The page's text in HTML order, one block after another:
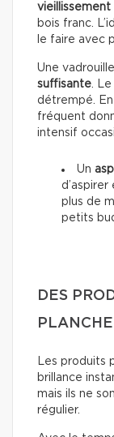
vieillissement
bois franc.
le faire avec
Une vadrouille
suffisante .
détrempé.
fréquent
intensif
Un
plus de
petits
DES
Les
brillance
mais ils ne
régulier.